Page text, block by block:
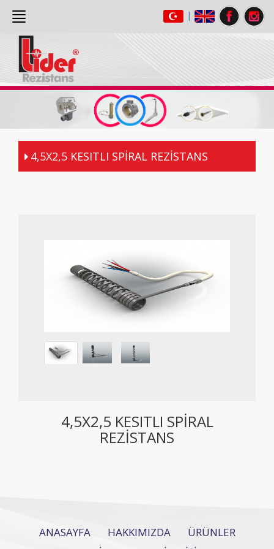
|
ANASAYFA
(current)
HAKKIMIZDA
4,5X2,5 KESITLI SPİRAL REZİSTANS
4,5X2,5 KESITLI SPİRAL
REZİSTANS
ANASAYFA HAKKIMIZDA
ÜRÜNLER